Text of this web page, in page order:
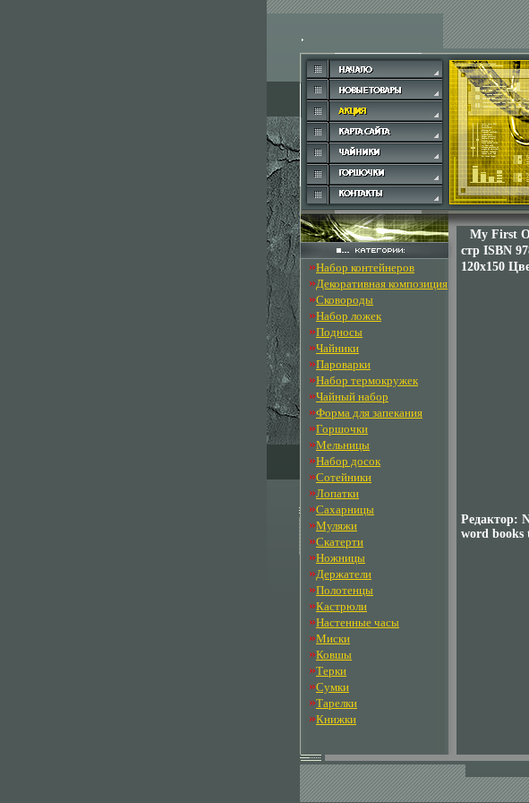
»Набор контейнеров
»Декоративная композиция
»Сковороды
»Набор ложек
»Подносы
»Чайники
»Пароварки
»Набор термокружек
»Чайный набор
»Форма для запекания
»Горшочки
»Мельницы
»Набор досок
»Сотейники
»Лопатки
»Сахарницы
»Муляжи
»Скатерти
»Ножницы
»Держатели
»Полотенцы
»Кастрюли
»Настенные часы
»Миски
»Ковшы
»Терки
»Сумки
»Тарелки
»Книжки
My First
стр ISBN
120x150
Редактор:
word books